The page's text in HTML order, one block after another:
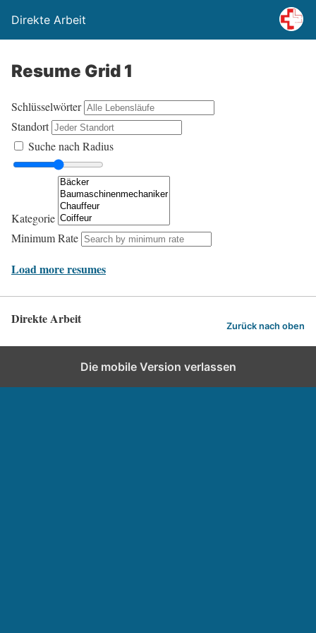
Direkte Arbeit
Resume Grid 1
Schlüsselwörter
Standort
Suche nach Radius
Kategorie
Minimum Rate
Load more resumes
Direkte Arbeit Zurück nach oben
Die mobile Version verlassen